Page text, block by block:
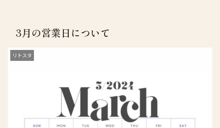
3月の営業日について
リトスタ